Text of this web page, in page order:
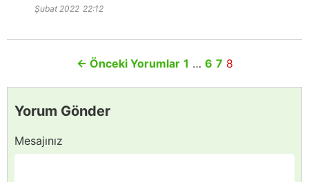
Şubat 2022 22:12
← Önceki Yorumlar 1 … 6 7 8
Yorum Gönder
Mesajınız